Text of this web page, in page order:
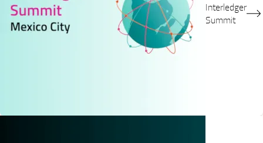
Interledger
Summit